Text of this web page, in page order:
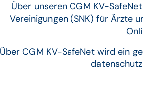
Über unseren CGM KV-
Vereinigungen (SNK) für Ärzte
Über CGM KV-SafeNet wird ein